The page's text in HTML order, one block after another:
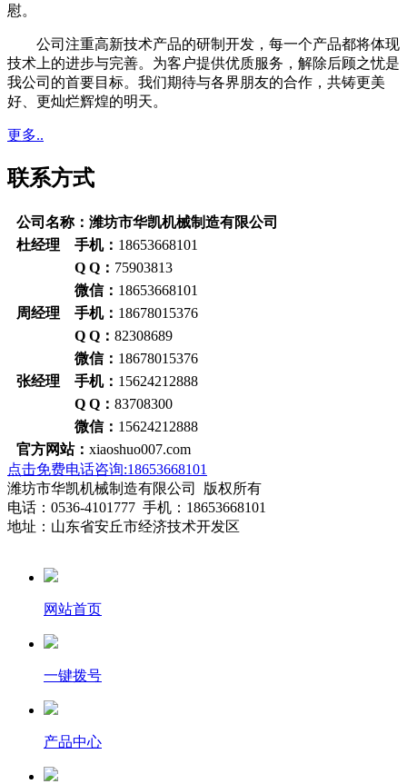
慰。
公司注重高新技术产品的研制开发，每一个产品都将体现
技术上的进步与完善。为客户提供优质服务，解除后顾之忧是
我公司的首要目标。我们期待与各界朋友的合作，共铸更美
好、更灿烂辉煌的明天。
更多..
联系方式
公司名称：潍坊市华凯机械制造有限公司
杜经理 手机： 18653668101
Q Q： 75903813
微信： 18653668101
周经理 手机： 18678015376
Q Q： 82308689
微信： 18678015376
张经理 手机： 15624212888
Q Q： 83708300
微信： 15624212888
官方网站： xiaoshuo007.com
点击免费电话咨询:18653668101
潍坊市华凯机械制造有限公司 版权所有
电话：0536-4101777 手机：18653668101
地址：山东省安丘市经济技术开发区
网站首页
一键拨号
产品中心